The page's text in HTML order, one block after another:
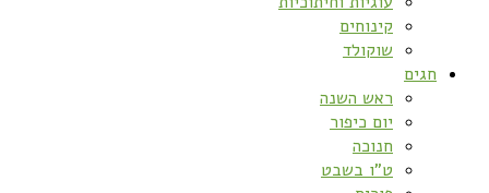
קינוחים
שוקולד
חגים
ראש השנה
יום כיפור
חנוכה
ט”ו בשבט